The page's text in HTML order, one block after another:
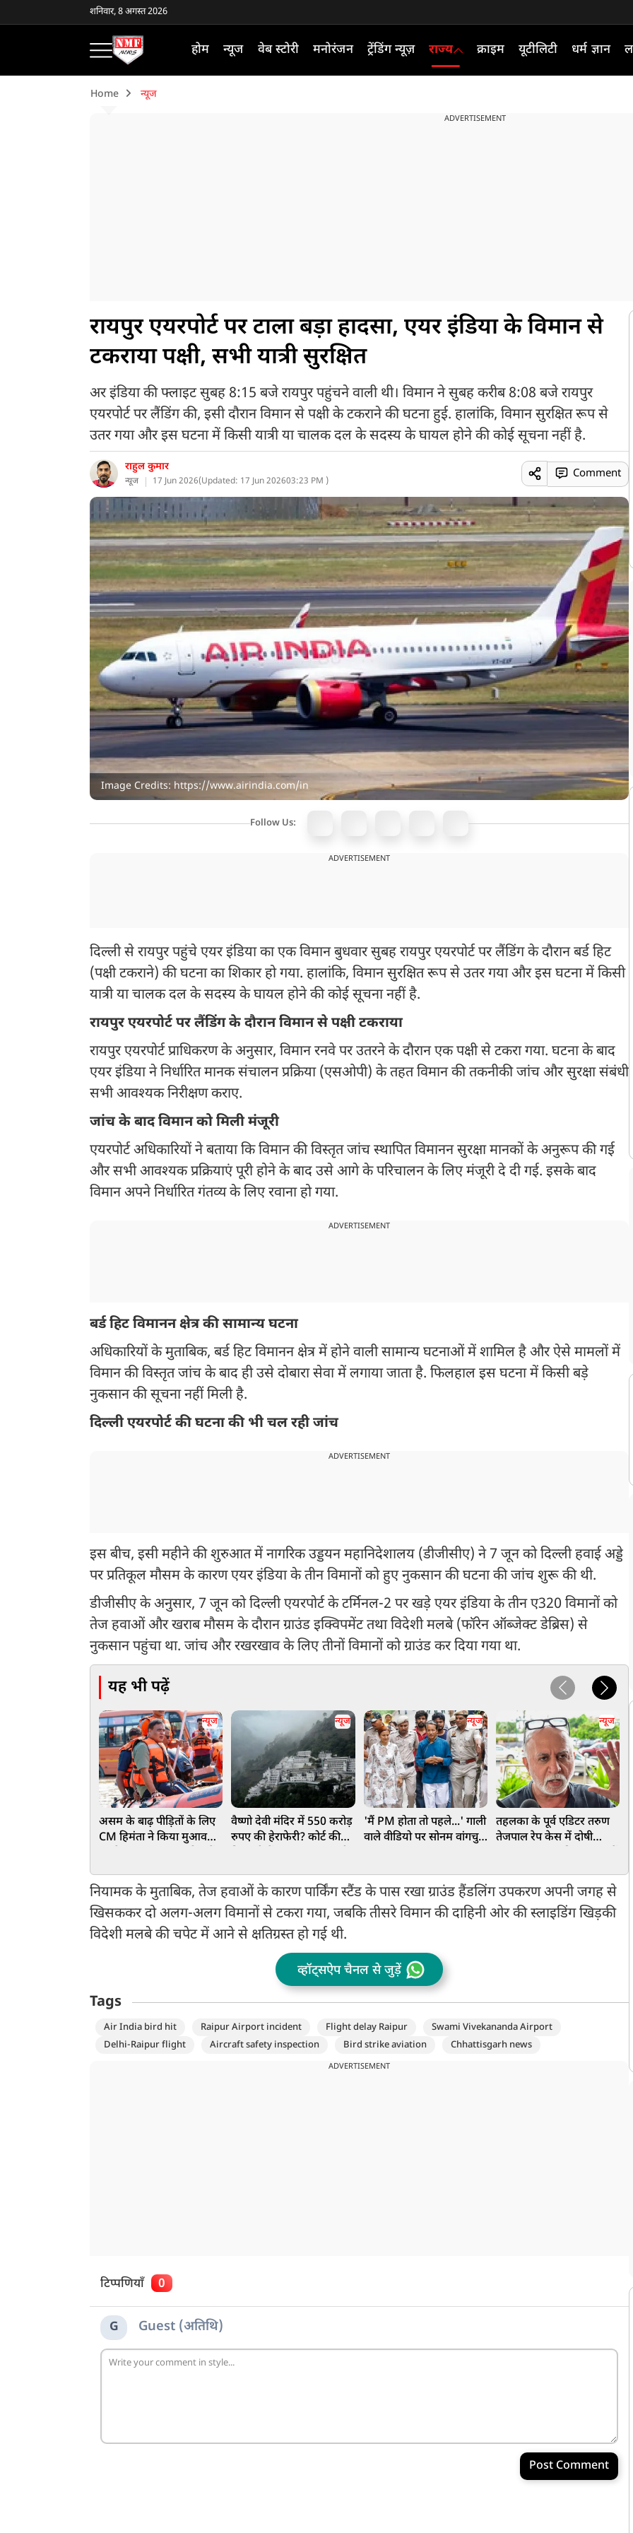
शनिवार, 8 अगस्त 2026
होम न्यूज वेब स्टोरी मनोरंजन ट्रेंडिंग न्यूज़ राज्य क्राइम यूटीलिटी धर्म ज्ञान
Home न्यूज
ADVERTISEMENT
रायपुर एयरपोर्ट पर टाला बड़ा हादसा, एयर इंडिया के विमान से
टकराया पक्षी, सभी यात्री सुरक्षित
अर इंडिया की फ्लाइट सुबह 8:15 बजे रायपुर पहुंचने वाली थी। विमान ने सुबह करीब 8:08 बजे रायपुर
एयरपोर्ट पर लैंडिंग की, इसी दौरान विमान से पक्षी के टकराने की घटना हुई. हालांकि, विमान सुरक्षित रूप से
उतर गया और इस घटना में किसी यात्री या चालक दल के सदस्य के घायल होने की कोई सूचना नहीं है.
राहुल कुमार
न्यूज 17 Jun 2026(Updated: 17 Jun 202603:23 PM )
Comment
Image Credits: https://www.airindia.com/in
Follow Us:
ADVERTISEMENT
दिल्ली से रायपुर पहुंचे एयर इंडिया का एक विमान बुधवार सुबह रायपुर एयरपोर्ट पर लैंडिंग के दौरान बर्ड हिट
(पक्षी टकराने) की घटना का शिकार हो गया. हालांकि, विमान सुरक्षित रूप से उतर गया और इस घटना में किसी
यात्री या चालक दल के सदस्य के घायल होने की कोई सूचना नहीं है.
रायपुर एयरपोर्ट पर लैंडिंग के दौरान विमान से पक्षी टकराया
रायपुर एयरपोर्ट प्राधिकरण के अनुसार, विमान रनवे पर उतरने के दौरान एक पक्षी से टकरा गया. घटना के बाद
एयर इंडिया ने निर्धारित मानक संचालन प्रक्रिया (एसओपी) के तहत विमान की तकनीकी जांच और सुरक्षा संबंधी
सभी आवश्यक निरीक्षण कराए.
जांच के बाद विमान को मिली मंजूरी
एयरपोर्ट अधिकारियों ने बताया कि विमान की विस्तृत जांच स्थापित विमानन सुरक्षा मानकों के अनुरूप की गई
और सभी आवश्यक प्रक्रियाएं पूरी होने के बाद उसे आगे के परिचालन के लिए मंजूरी दे दी गई. इसके बाद
विमान अपने निर्धारित गंतव्य के लिए रवाना हो गया.
ADVERTISEMENT
बर्ड हिट विमानन क्षेत्र की सामान्य घटना
अधिकारियों के मुताबिक, बर्ड हिट विमानन क्षेत्र में होने वाली सामान्य घटनाओं में शामिल है और ऐसे मामलों में
विमान की विस्तृत जांच के बाद ही उसे दोबारा सेवा में लगाया जाता है. फिलहाल इस घटना में किसी बड़े
नुकसान की सूचना नहीं मिली है.
दिल्ली एयरपोर्ट की घटना की भी चल रही जांच
ADVERTISEMENT
इस बीच, इसी महीने की शुरुआत में नागरिक उड्डयन महानिदेशालय (डीजीसीए) ने 7 जून को दिल्ली हवाई अड्डे
पर प्रतिकूल मौसम के कारण एयर इंडिया के तीन विमानों को हुए नुकसान की घटना की जांच शुरू की थी.
डीजीसीए के अनुसार, 7 जून को दिल्ली एयरपोर्ट के टर्मिनल-2 पर खड़े एयर इंडिया के तीन ए320 विमानों को
तेज हवाओं और खराब मौसम के दौरान ग्राउंड इक्विपमेंट तथा विदेशी मलबे (फॉरेन ऑब्जेक्ट डेब्रिस) से
नुकसान पहुंचा था. जांच और रखरखाव के लिए तीनों विमानों को ग्राउंड कर दिया गया था.
यह भी पढ़ें
न्यूज
असम के बाढ़ पीड़ितों के लिए
CM हिमंता ने किया मुआवजे
हजार
न्यूज
वैष्णो देवी मंदिर में 550 करोड़
रुपए की हेराफेरी? कोर्ट की
न्यूज
'मैं PM होता तो पहले...' गाली
वाले वीडियो पर सोनम वांगचुक
न्यूज
तहलका के पूर्व एडिटर तरुण
तेजपाल रेप केस में दोषी
का फैसला
नियामक के मुताबिक, तेज हवाओं के कारण पार्किंग स्टैंड के पास रखा ग्राउंड हैंडलिंग उपकरण अपनी जगह से
खिसककर दो अलग-अलग विमानों से टकरा गया, जबकि तीसरे विमान की दाहिनी ओर की स्लाइडिंग खिड़की
विदेशी मलबे की चपेट में आने से क्षतिग्रस्त हो गई थी.
व्हॉट्सऐप चैनल से जुड़ें
Tags
Air India bird hit Raipur Airport incident Flight delay Raipur
Swami Vivekananda Airport
Delhi-Raipur flight
Aircraft safety inspection Bird strike aviation Chhattisgarh news
ADVERTISEMENT
टिप्पणियाँ 0
G Guest (अतिथि)
Post Comment